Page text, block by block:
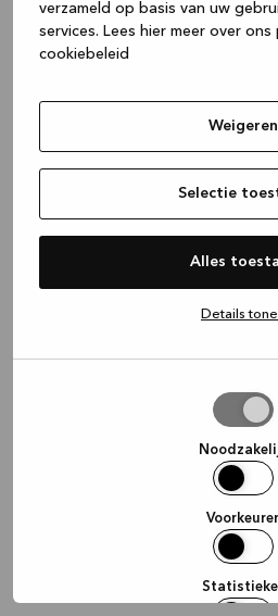
verzameld op basis van uw
services. Lees hier meer over ons
cookiebeleid
Weigeren
Selectie
Alles
Details
(see the